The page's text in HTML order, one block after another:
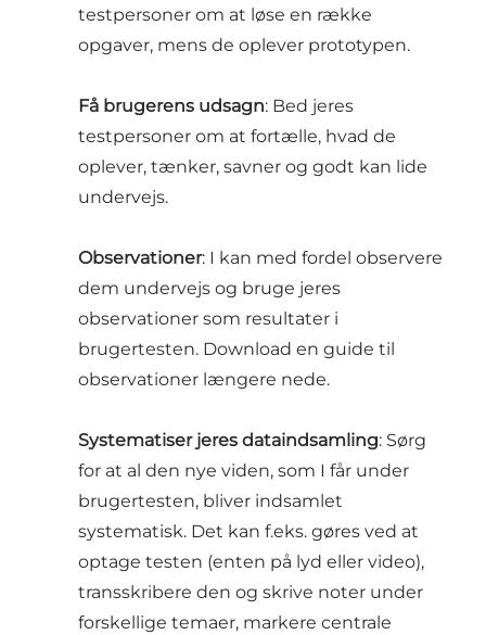
testpersoner om at løse en række
opgaver, mens de oplever prototypen.
Få brugerens udsagn: Bed jeres
testpersoner om at fortælle, hvad de
oplever, tænker, savner og godt kan lide
undervejs.
Observationer: I kan med fordel observere
dem undervejs og bruge jeres
observationer som resultater i
brugertesten. Download en guide til
observationer længere nede.
Systematiser jeres dataindsamling: Sørg
for at al den nye viden, som I får under
brugertesten, bliver indsamlet
systematisk. Det kan f.eks. gøres ved at
optage testen (enten på lyd eller video),
transskribere den og skrive noter under
forskellige temaer, markere centrale